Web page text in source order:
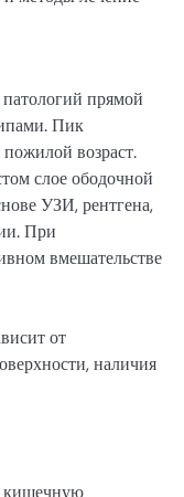
прямой
Пик
возраст.
слое ободочной
УЗИ, рентгена,
При
вмешательстве
от
наличия
кишечную